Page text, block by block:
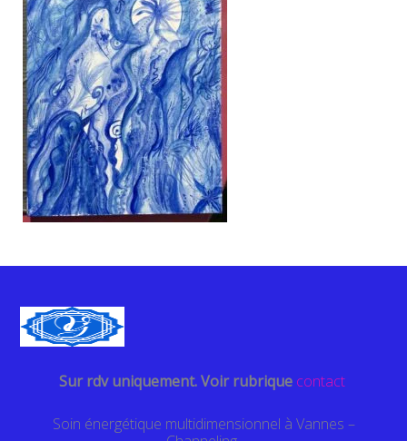
Sur rdv uniquement. Voir rubrique contact
Soin énergétique multidimensionnel à Vannes –